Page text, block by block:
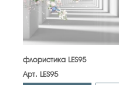
флористика LES95
Арт. LES95